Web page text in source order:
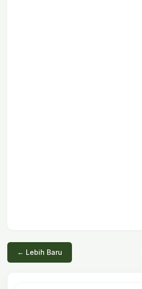
← Lebih Baru